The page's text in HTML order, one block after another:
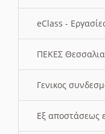
eClass -
ΠΕΚΕΣ
Γενικος
Εξ αποστάσεως